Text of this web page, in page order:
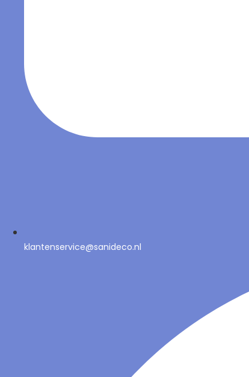
klantenservice@sanideco.nl